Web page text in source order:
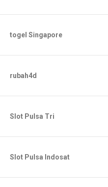
togel Singapore
rubah4d
Slot Pulsa Tri
Slot Pulsa Indosat